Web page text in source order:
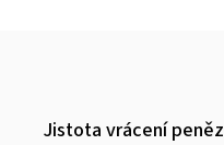
Jistota vrácení peněz